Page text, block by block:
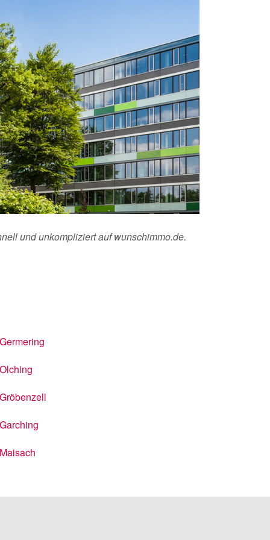
und unkompliziert auf wunschimmo.de.
Germering
Olching
Gröbenzell
Garching
Maisach